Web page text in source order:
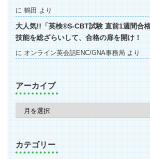
に 鶴田 より
大人気!!「英検®S-CBT試験 直前1週間合
技能を総ざらいして、合格の扉を開け！
に オンライン英会話ENC/GNA事務局 より
アーカイブ
カテゴリー